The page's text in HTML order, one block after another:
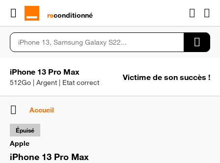
rɘconditionné
iPhone 13 Pro Max
512Go | Argent | Etat correct
Victime de son succès !
Accueil
Apple
iPhone 13 Pro Max
Épuisé